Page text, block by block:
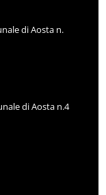
di Aosta n.
di Aosta n.4